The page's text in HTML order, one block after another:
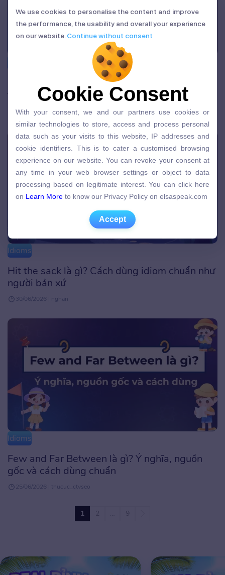
Old but gold là gì? Ý nghĩa, cách dùng và ví dụ
thực tế
09/07/2026 | Admin
Idioms
Hit the sack là gì? Cách dùng idiom chuẩn như
người bản xứ
30/06/2026 | nghan
Idioms
Few and Far Between là gì? Ý nghĩa, nguồn
gốc và cách dùng chuẩn
25/06/2026 | thucuc_ctvseo
1 2 9
We use cookies to personalise the content and improve
the performance, the usability and overall your experience
Continue without consent
Cookie Consent
similar technologies to store, access and process personal
data such as your visits to this website, IP addresses and
cookie identifiers. This is to cater a customised browsing
experience on our website. You can revoke your consent at
any time in your web browser settings or object to data
processing based on legitimate interest. You can click here
on
Learn More to know our Privacy Policy on elsaspeak.com
Accept
We use cookies to personalise the content and improve
the performance, the usability and overall your experience
on our website. Continue without consent
Cookie Consent
With your consent, we and our partners use cookies or
similar technologies to store, access and process personal
data such as your visits to this website, IP addresses and
cookie identifiers. This is to cater a customised browsing
experience on our website. You can revoke your consent at
any time in your web browser settings or object to data
processing based on legitimate interest. You can click here
on Learn More to know our Privacy Policy on elsaspeak.com
Accept